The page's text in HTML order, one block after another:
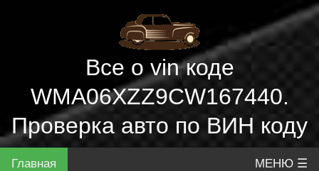
Все о vin коде
WMA06XZZ9CW167440.
Проверка авто по ВИН коду
Главная МЕНЮ ☰